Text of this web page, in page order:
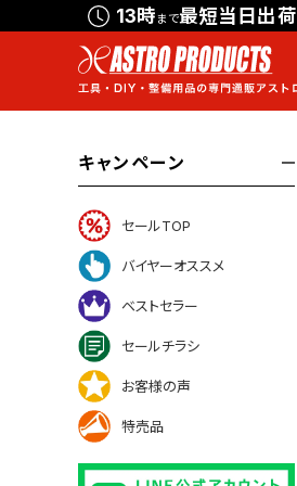
13時まで最短当日出荷
キャンペーン
セールTOP
バイヤーオススメ
ベストセラー
セールチラシ
お客様の声
特売品